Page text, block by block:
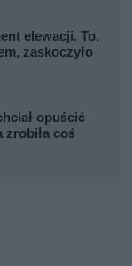
elewacji. To,
zaskoczyło
opuścić
zrobiła coś